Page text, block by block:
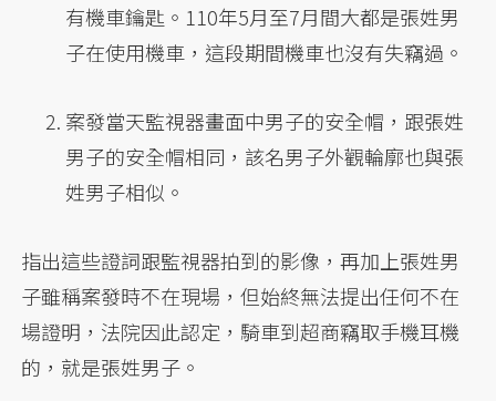
有機車鑰匙。110年5月至7月間大都是張姓男
子在使用機車，這段期間機車也沒有失竊過。
案發當天監視器畫面中男子的安全帽，跟張姓
男子的安全帽相同，該名男子外觀輪廓也與張
姓男子相似。
指出這些證詞跟監視器拍到的影像，再加上張姓男
子雖稱案發時不在現場，但始終無法提出任何不在
場證明，法院因此認定，騎車到超商竊取手機耳機
的，就是張姓男子。